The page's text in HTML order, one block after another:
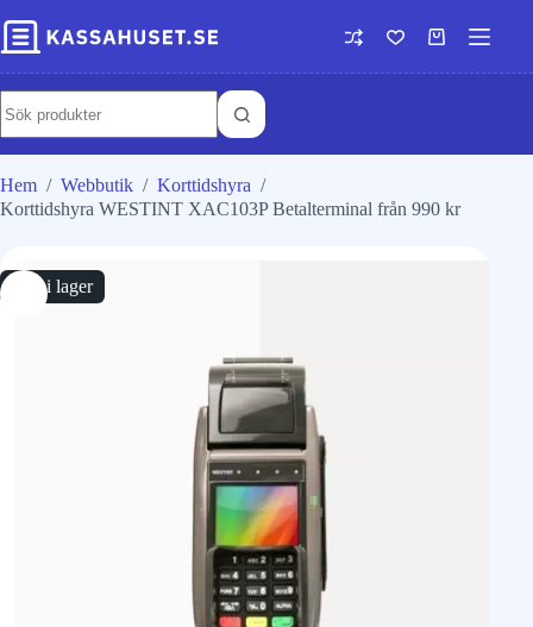
Hem / Webbutik / Korttidshyra /
Korttidshyra WESTINT XAC103P Betalterminal från 990 kr
Slut i lager